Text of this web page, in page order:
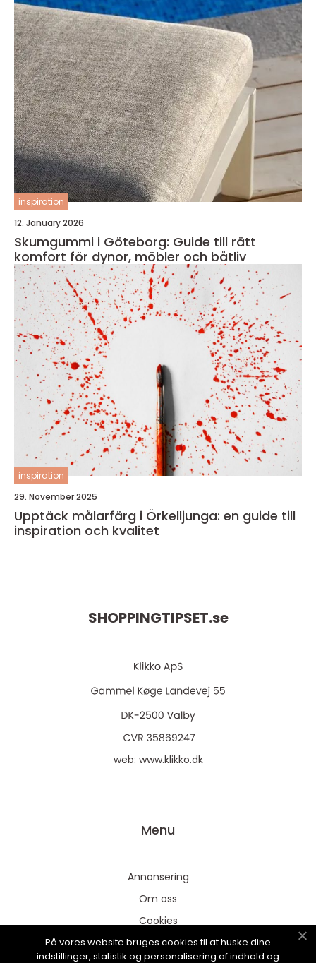
inspiration
12. January 2026
Skumgummi i Göteborg: Guide till rätt
komfort för dynor, möbler och båtliv
inspiration
29. November 2025
Upptäck målarfärg i Örkelljunga: en guide till
inspiration och kvalitet
SHOPPINGTIPSET.se
web: www.klikko.dk
Menu
Annonsering
Om oss
Cookies
Kontakta oss
På vores website bruges cookies til at huske dine
indstillinger, statistik og personalisering af indhold og